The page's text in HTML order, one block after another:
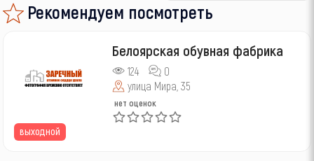
Рекомендуем посмотреть
выходной
Белоярская обувная фабрика
124
0
улица Мира, 35
нет оценок